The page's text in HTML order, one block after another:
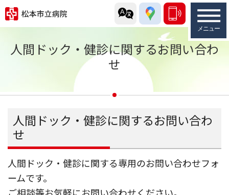
人間ドック・健診に関するお問い合わ
せ
人間ドック・健診に関するお問い合わ
せ
人間ドック・健診に関する専用のお問い合わせフォ
ームです。